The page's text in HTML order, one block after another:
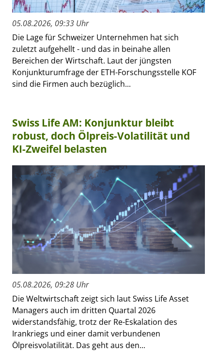
05.08.2026, 09:33 Uhr
Die Lage für Schweizer Unternehmen hat sich
zuletzt aufgehellt - und das in beinahe allen
Bereichen der Wirtschaft. Laut der jüngsten
Konjunkturumfrage der ETH-Forschungsstelle KOF
sind die Firmen auch bezüglich...
Swiss Life AM: Konjunktur bleibt
robust, doch Ölpreis-Volatilität und
KI-Zweifel belasten
05.08.2026, 09:28 Uhr
Die Weltwirtschaft zeigt sich laut Swiss Life Asset
Managers auch im dritten Quartal 2026
widerstandsfähig, trotz der Re-Eskalation des
Irankriegs und einer damit verbundenen
Ölpreisvolatilität. Das geht aus den...